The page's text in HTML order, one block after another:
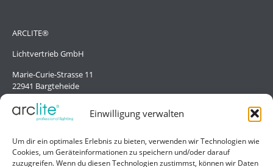
Einwilligung verwalten
Um dir ein optimales Erlebnis zu bieten, verwenden wir Technologien wie
Cookies, um Geräteinformationen zu speichern und/oder darauf
zuzugreifen. Wenn du diesen Technologien zustimmst, können wir Daten
ARCLITE®
Lichtvertrieb GmbH
Marie-Curie-Strasse 11
22941 Bargteheide
Deutschland/Germany
Hilfe
Liefer- und Zahlungsbedingungen